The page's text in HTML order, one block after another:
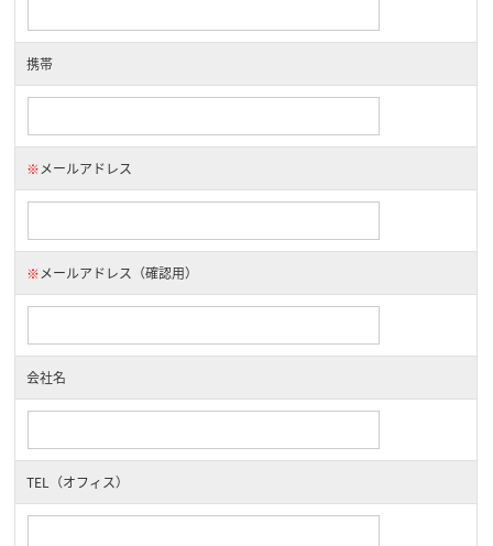
携帯
※メールアドレス
※メールアドレス（確認用）
会社名
TEL（オフィス）